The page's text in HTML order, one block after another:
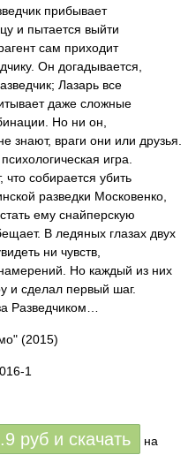
прибывает
и пытается выйти
сам приходит
Он догадывается,
Лазарь все
даже сложные
Но ни он,
знают, враги они или друзья.
игра.
что собирается убить
разведки Московенко,
ему снайперскую
В ледяных глазах двух
ни чувств,
Но каждый из них
и сделал первый шаг.
Разведчиком…
(2015)
1
руб и скачать
на